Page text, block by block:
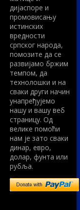
дијаспоре и
промовисању
истинских
вредности
српског народа,
помозите да се
развијамо бржим
темпом, да
технолошки и на
сваки други начин
унапређујемо
нашу и вашу веб
страницу. Од
велике помоћи
нам је зато сваки
динар, евро,
долар, фунта или
рубља.